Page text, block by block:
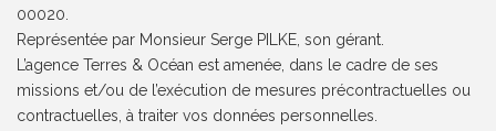
00020.
Représentée par Monsieur Serge PILKE, son gérant.
L’agence Terres & Océan est amenée, dans le cadre de ses
missions et/ou de l’exécution de mesures précontractuelles ou
contractuelles, à traiter vos données personnelles.